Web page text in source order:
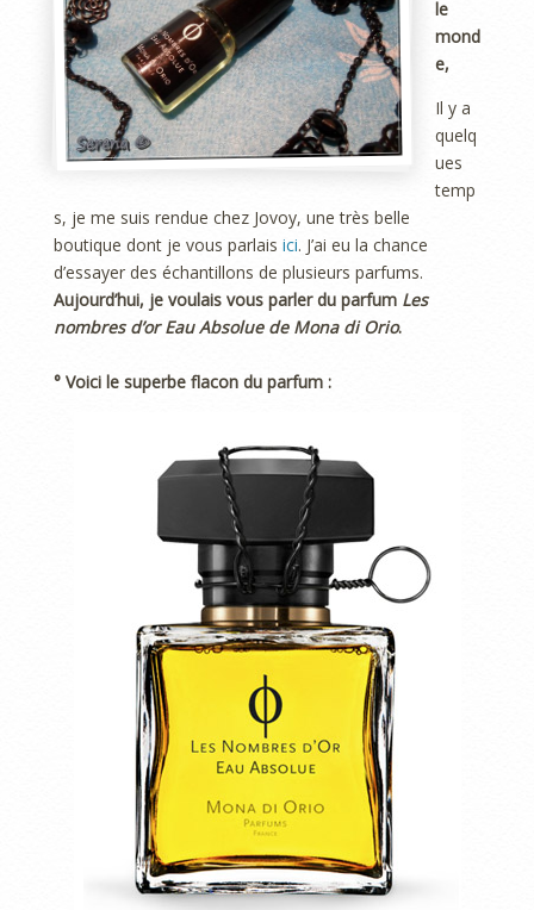
le
mond
e,
Il y a
quelq
ues
temp
s, je me suis rendue chez Jovoy, une très belle
boutique dont je vous parlais ici. J’ai eu la chance
d’essayer des échantillons de plusieurs parfums.
Aujourd’hui, je voulais vous parler du parfum Les
nombres d’or Eau Absolue de Mona di Orio.
° Voici le superbe flacon du parfum :